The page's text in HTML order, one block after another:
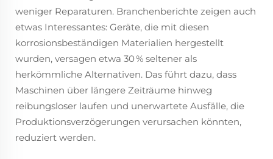
weniger Reparaturen. Branchenberichte zeigen auch
etwas Interessantes: Geräte, die mit diesen
korrosionsbeständigen Materialien hergestellt
wurden, versagen etwa 30 % seltener als
herkömmliche Alternativen. Das führt dazu, dass
Maschinen über längere Zeiträume hinweg
reibungsloser laufen und unerwartete Ausfälle, die
Produktionsverzögerungen verursachen könnten,
reduziert werden.